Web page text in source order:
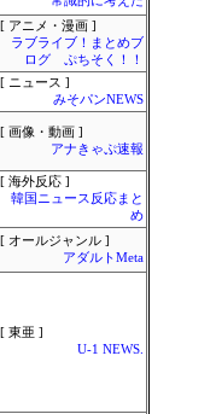
[ アニメ・漫画 ]
ラブライブ！まとめブ
ログ ぷちそく！！
[ ニュース ]
みそパンNEWS
[ 画像・動画 ]
アナきゃぷ速報
[ 海外反応 ]
韓国ニュース反応まと
め
[ オールジャンル ]
アダルトMeta
[ 東亜 ]
U-1 NEWS.